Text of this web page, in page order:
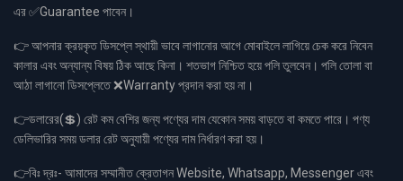
এর ✅Guarantee পাবেন।
👉 আপনার ক্রয়কৃত ডিসপ্লে স্থায়ী ভাবে লাগানোর আগে মোবাইলে লাগিয়ে চেক করে নিবেন
কালার এবং অন্যান্য বিষয় ঠিক আছে কিনা। শতভাগ নিশ্চিত হয়ে পলি তুলবেন। পলি তোলা বা
আঠা লাগানো ডিসপ্লেতে ❌Warranty প্রদান করা হয় না।
👉ডলারের(💲) রেট কম বেশির জন্য পণ্যের দাম যেকোন সময় বাড়তে বা কমতে পারে। পণ্য
ডেলিভারির সময় ডলার রেট অনুযায়ী পণ্যের দাম নির্ধারণ করা হয়।
👉বিঃ দ্রঃ- আমাদের সম্মানীত ক্রেতাগন Website, Whatsapp, Messenger এবং